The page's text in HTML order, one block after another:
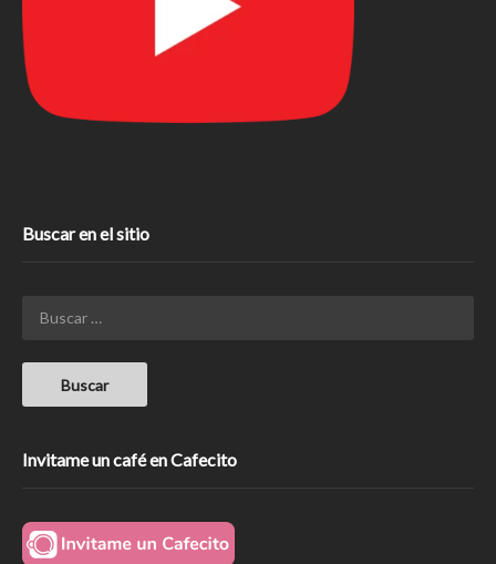
Buscar en el sitio
Invitame un café en Cafecito